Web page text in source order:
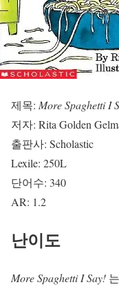
제목: More Spaghetti I
저자: Rita Golden
출판사: Scholastic
Lexile: 250L
단어수: 340
AR: 1.2
난이도
More Spaghetti I Say!